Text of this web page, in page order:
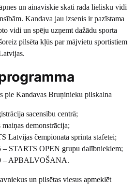
un ainaviskie skati rada lielisku vidi
Kandava jau izsenis ir pazīstama
vidi un spēju uzņemt dažādu sporta
pilsēta kļūs par mājvietu sportistiem
pie Kandavas Bruņinieku pilskalna
sacensību centrā;
demonstrācija;
Latvijas čempionāta sprinta stafetei;
– STARTS OPEN grupu dalībniekiem;
– APBALVOŠANA.
un pilsētas viesus apmeklēt